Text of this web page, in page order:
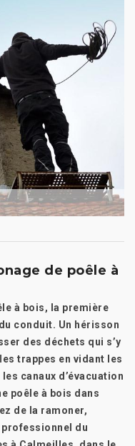
de poêle à
à bois, la première
conduit. Un hérisson
des déchets qui s’y
trappes en vidant les
canaux d’évacuation
poêle à bois dans
de la ramoner,
du